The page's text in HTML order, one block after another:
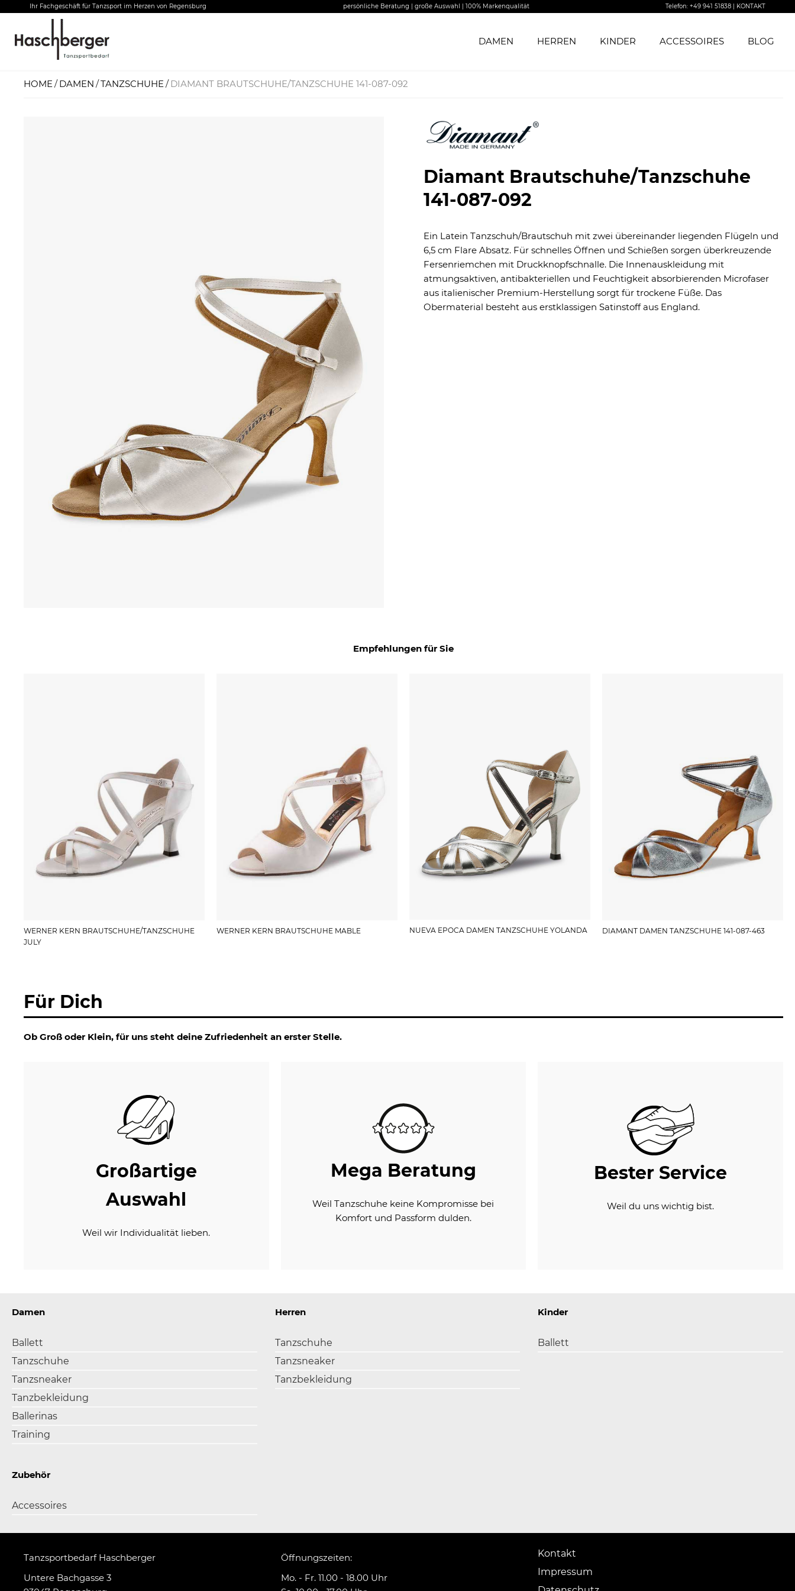
Ihr Fachgeschäft für Tanzsport im Herzen von Regensburg persönliche Beratung | große Auswahl | 100% Markenqualität Telefon: +49 941 51838 | KONTAKT
DAMEN HERREN KINDER ACCESSOIRES BLOG
HOME DAMEN TANZSCHUHE DIAMANT BRAUTSCHUHE/TANZSCHUHE 141-087-092
Diamant Brautschuhe/Tanzschuhe
141-087-092
Ein Latein Tanzschuh/Brautschuh mit zwei übereinander liegenden Flügeln und
6,5 cm Flare Absatz. Für schnelles Öffnen und Schießen sorgen überkreuzende
Fersenriemchen mit Druckknopfschnalle. Die Innenauskleidung mit
atmungsaktiven, antibakteriellen und Feuchtigkeit absorbierenden Microfaser
aus italienischer Premium-Herstellung sorgt für trockene Füße. Das
Obermaterial besteht aus erstklassigen Satinstoff aus England.
Empfehlungen für Sie
WERNER KERN BRAUTSCHUHE/TANZSCHUHE
JULY
WERNER KERN BRAUTSCHUHE MABLE NUEVA EPOCA DAMEN TANZSCHUHE YOLANDA DIAMANT DAMEN TANZSCHUHE 141-087-463
Für Dich
Ob Groß oder Klein, für uns steht deine Zufriedenheit an erster Stelle.
Großartige
Auswahl
Weil wir Individualität lieben.
Mega Beratung
Weil Tanzschuhe keine Kompromisse bei
Komfort und Passform dulden.
Bester Service
Weil du uns wichtig bist.
Damen
Ballett
Tanzschuhe
Tanzsneaker
Tanzbekleidung
Ballerinas
Training
Herren
Tanzschuhe
Tanzsneaker
Tanzbekleidung
Kinder
Ballett
Zubehör
Accessoires
Tanzsportbedarf Haschberger
Untere Bachgasse 3
Öffnungszeiten:
Mo. - Fr. 11.00 - 18.00 Uhr
Kontakt
Impressum